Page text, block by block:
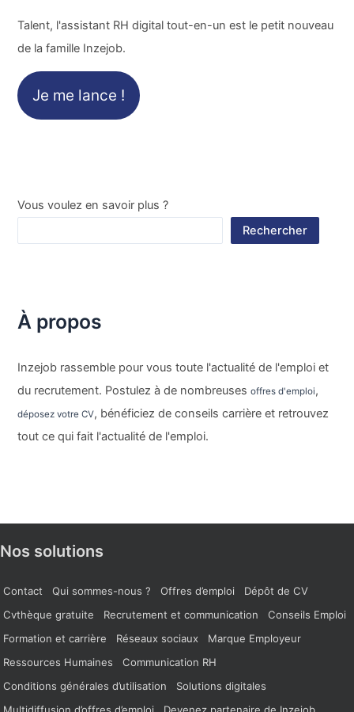
Talent, l'assistant RH digital tout-en-un est le petit nouveau
de la famille Inzejob.
Je me lance !
Vous voulez en savoir plus ?
Rechercher
À propos
Inzejob rassemble pour vous toute l'actualité de l'emploi et
du recrutement. Postulez à de nombreusesoffres d'emploi,
déposez votre CV, bénéficiez de conseils carrière et retrouvez
tout ce qui fait l'actualité de l'emploi.
Nos solutions
Contact Qui sommes-nous ? Offres d’emploi
Dépôt de CV
Cvthèque gratuite
Recrutement et communication
Conseils Emploi
Formation et carrière
Réseaux sociaux
Marque Employeur
Ressources Humaines
Communication RH
Conditions générales d’utilisation
Solutions digitales